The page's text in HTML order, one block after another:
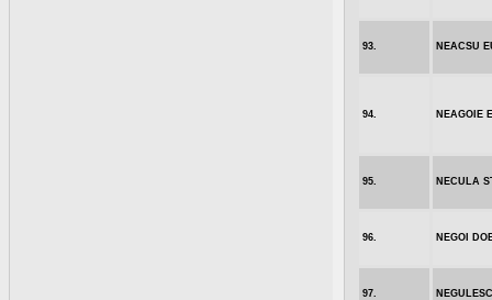
93. NEACSU
94. NEAGOIE
95. NECULA
96. NEGOI
97.